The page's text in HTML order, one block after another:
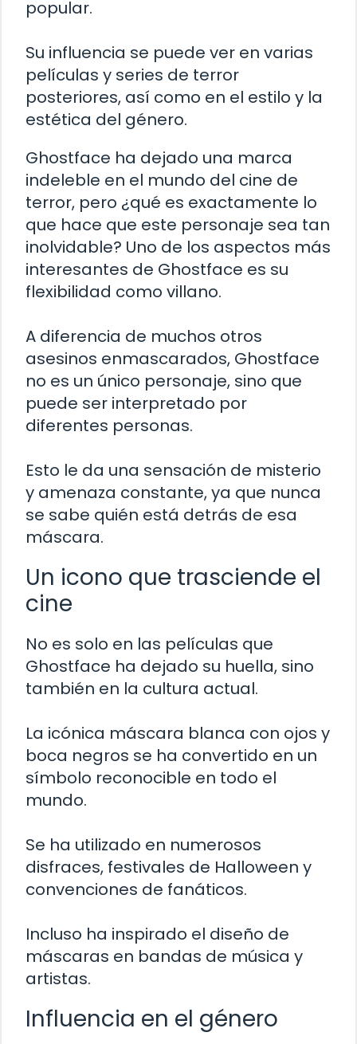
popular.
Su influencia se puede ver en varias
películas y series de terror
posteriores, así como en el estilo y la
estética del género.
Ghostface ha dejado una marca
indeleble en el mundo del cine de
terror, pero ¿qué es exactamente lo
que hace que este personaje sea tan
inolvidable? Uno de los aspectos más
interesantes de Ghostface es su
flexibilidad como villano.
A diferencia de muchos otros
asesinos enmascarados, Ghostface
no es un único personaje, sino que
puede ser interpretado por
diferentes personas.
Esto le da una sensación de misterio
y amenaza constante, ya que nunca
se sabe quién está detrás de esa
máscara.
Un icono que trasciende el
cine
No es solo en las películas que
Ghostface ha dejado su huella, sino
también en la cultura actual.
La icónica máscara blanca con ojos y
boca negros se ha convertido en un
símbolo reconocible en todo el
mundo.
Se ha utilizado en numerosos
disfraces, festivales de Halloween y
convenciones de fanáticos.
Incluso ha inspirado el diseño de
máscaras en bandas de música y
artistas.
Influencia en el género